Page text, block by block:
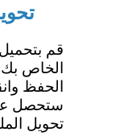
الخاص بك
الحفظ
ستحصل
تحويل